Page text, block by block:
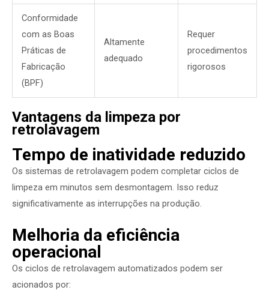
Conformidade
com as Boas
Práticas de
Fabricação
(BPF)
Altamente
adequado
Requer
procedimentos
rigorosos
Vantagens da limpeza por
retrolavagem
Tempo de inatividade reduzido
Os sistemas de retrolavagem podem completar ciclos de
limpeza em minutos sem desmontagem. Isso reduz
significativamente as interrupções na produção.
Melhoria da eficiência
operacional
Os ciclos de retrolavagem automatizados podem ser
acionados por: